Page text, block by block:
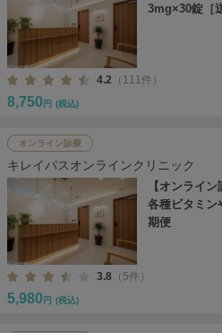
3mg×30錠［
4.2 （111件）
8,750 円 (税込)
オンライン診療
キレイパスオンラインクリニック
【オンライ
各種ビタミン
期便
3.8 （5件）
5,980 円 (税込)